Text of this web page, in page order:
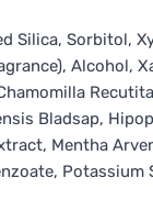
Silica, Sorbitol,
Alcohol,
Bladsap,
Mentha
Potassium